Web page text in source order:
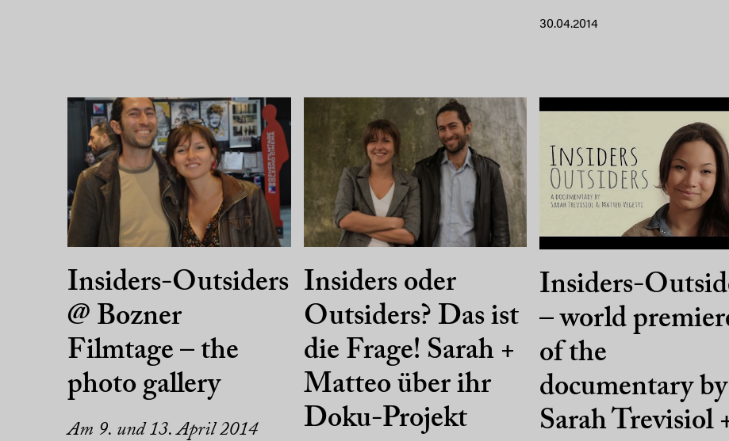
30.04.2014
Insiders-Outsiders
@ Bozner
Filmtage – the
photo gallery
Am 9. und 13. April 2014
Insiders oder
Outsiders? Das ist
die Frage! Sarah +
Matteo über ihr
Doku-Projekt
Insiders-
– world
of the
documentary by
Sarah Trevisiol